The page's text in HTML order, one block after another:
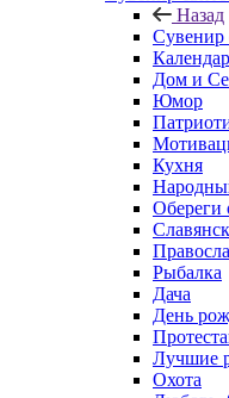
Назад
Сувенир
Дом и
Юмор
Кухня
Обереги
Рыбалка
Дача
День
Лучшие
Охота